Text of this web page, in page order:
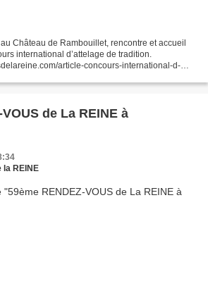
Château de Rambouillet, rencontre et accueil
international d’attelage de tradition.
article-concours-international-d-
de La REINE à
la REINE